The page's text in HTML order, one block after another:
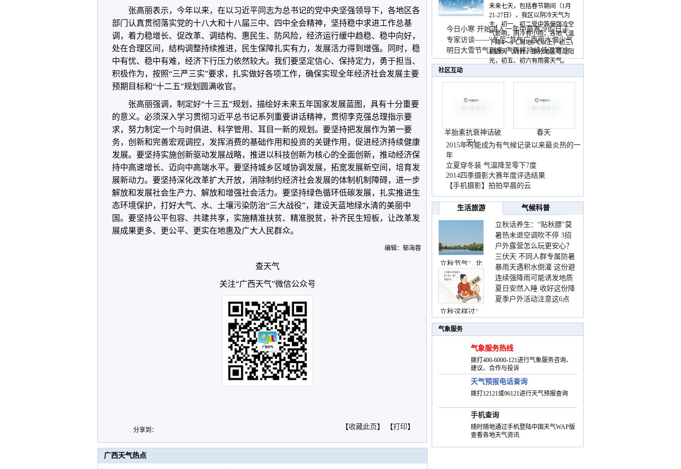
张高丽表示，今年以来，在以习近平同志为总书记的党中央坚强领导下，各地区各
部门认真贯彻落实党的十八大和十八届三中、四中全会精神，坚持稳中求进工作总基
调，着力稳增长、促改革、调结构、惠民生、防风险，经济运行缓中趋稳、稳中向好，
处在合理区间，结构调整持续推进，民生保障扎实有力，发展活力得到增强。同时，稳
中有忧、稳中有难，经济下行压力依然较大。我们要坚定信心、保持定力，勇于担当、
积极作为，按照“三严三实”要求，扎实做好各项工作，确保实现全年经济社会发展主要
预期目标和“十二五”规划圆满收官。
张高丽强调，制定好“十三五”规划，描绘好未来五年国家发展蓝图，具有十分重要
的意义。必须深入学习贯彻习近平总书记系列重要讲话精神，贯彻李克强总理指示要
求，努力制定一个与时俱进、科学管用、耳目一新的规划。要坚持把发展作为第一要
务，创新和完善宏观调控，发挥消费的基础作用和投资的关键作用，促进经济持续健康
发展。要坚持实施创新驱动发展战略，推进以科技创新为核心的全面创新，推动经济保
持中高速增长、迈向中高端水平。要坚持城乡区域协调发展，拓宽发展新空间，培育发
展新动力。要坚持深化改革扩大开放，消除制约经济社会发展的体制机制障碍，进一步
解放和发展社会生产力、解放和增强社会活力。要坚持绿色循环低碳发展，扎实推进生
态环境保护，打好大气、水、土壤污染防治“三大战役”，建设天蓝地绿水清的美丽中
国。要坚持公平包容、共建共享，实施精准扶贫、精准脱贫，补齐民生短板，让改革发
展成果更多、更公平、更实在地惠及广大人民群众。
编辑：郁海蓉
查天气
关注“广西天气”微信公众号
分享到： 【收藏此页 】 【打印】
广西天气热点
未来七天，包括春节期间（1月
21-27日），我区以阴冷天气为
主，初一、初二受中等偏强冷空
气影响，阴冷有小雨，各地气温
下降4～6℃局地8℃以上，初三、
初四天气转好，部分地区可见阳
光，初五、初六有雨雾天气。
今日小寒 开始进入一年中最寒冷的日子
专家访谈——“冬至”节气广西雨水偏少气
温低
明日大雪节气到来 广西将持续低温寒冷
天气
社区互动
羊胎素抗衰神话破
灭！
春天
2015年可能成为有气候记录以来最炎热的一
年
立夏穿冬装 气温降至零下7度
2014四季摄影大赛年度评选结果
【手机摄影】拍拍早晨的云
生活旅游 气候科普
立秋节气：北
立秋这样过：
立秋话养生：“贴秋膘”莫
着急 先清暑再防燥
暑热未退空调吹不停 3招
护住肩颈不酸痛
户外露营怎么玩更安心？
这份攻略请收好
三伏天 不同人群专属防暑
要点请收好
暴雨天遇积水倒灌 这份避
险提示请收好
连续强降雨可能诱发地质
灾害 这些前兆要知道
夏日安然入睡 收好这份降
温小贴士
夏季户外活动注意这6点
气象服务
气象服务热线
拨打400-6000-121进行气象服务咨询、
建议、合作与投诉
天气预报电话查询
拨打12121或96121进行天气预报查询
手机查询
随时随地通过手机登陆中国天气WAP版
查看各地天气资讯